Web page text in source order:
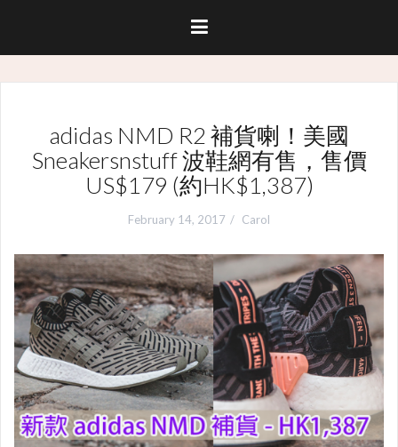
adidas NMD R2 補貨喇！美國
Sneakersnstuff 波鞋網有售，售價
US$179 (約HK$1,387)
February 14, 2017 Carol